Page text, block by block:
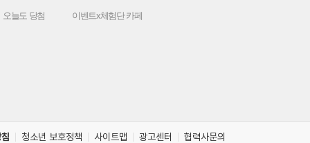
오늘도 당첨 이벤트x체험단 카페
청소년 보호정책 사이트맵 광고센터 협력사문의